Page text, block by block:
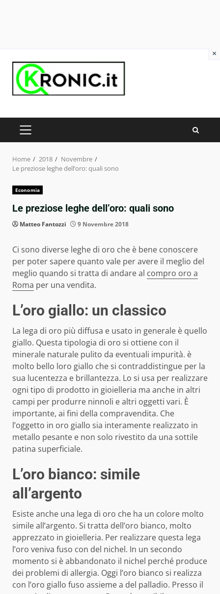
content
PRIMARY
Home 2018
Novembre
Le preziose leghe dell’oro: quali sono
Economia
Le preziose leghe dell’oro: quali sono
Matteo Fantozzi 9 Novembre 2018
Ci sono diverse leghe di oro che è bene conoscere
per poter sapere quanto vale per avere il meglio del
meglio quando si tratta di andare al compro oro a
Roma per una vendita.
L’oro giallo: un classico
La lega di oro più diffusa e usato in generale è quello
giallo. Questa tipologia di oro si ottiene con il
minerale naturale pulito da eventuali impurità. è
molto bello loro giallo che si contraddistingue per la
sua lucentezza e brillantezza. Lo si usa per realizzare
ogni tipo di prodotto in gioielleria ma anche in altri
campi per produrre ninnoli e altri oggetti vari. È
importante, ai fini della compravendita. Che
l’oggetto in oro giallo sia interamente realizzato in
metallo pesante e non solo rivestito da una sottile
patina superficiale.
L’oro bianco: simile
all’argento
Esiste anche una lega di oro che ha un colore molto
simile all’argento. Si tratta dell’oro bianco, molto
apprezzato in gioielleria. Per realizzare questa lega
l’oro veniva fuso con del nichel. In un secondo
momento si è abbandonato il nichel perché produce
dei problemi di allergia. Oggi l’oro bianco si realizza
con l’oro giallo fuso assieme a del palladio. Presso il
×